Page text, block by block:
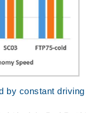
by constant